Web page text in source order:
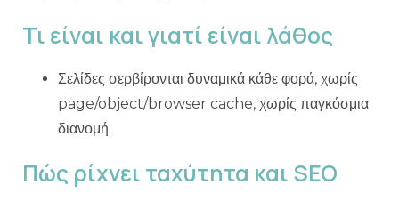
Τι είναι και γιατί είναι λάθος
Σελίδες σερβίρονται δυναμικά κάθε φορά, χωρίς
page/object/browser cache, χωρίς παγκόσμια
διανομή.
Πώς ρίχνει ταχύτητα και SEO